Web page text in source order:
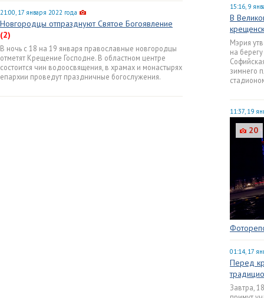
21:00, 17 января 2022 года
Новгородцы отпразднуют Святое Богоявление
(2)
В ночь с 18 на 19 января православные новгородцы
отметят Крещение Господне. В областном центре
состоится чин водоосвящения, в храмах и монастырях
епархии проведут праздничные богослужения.
15:16, 9
В
Мэрия
на
зимнего
11:37, 19
20
01:14, 17
Перед
Завтра,